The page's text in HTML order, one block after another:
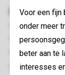
Voor een
onder meer
beter aan te
interesses
Buiten
Afgesloten
Terras
Parkeren